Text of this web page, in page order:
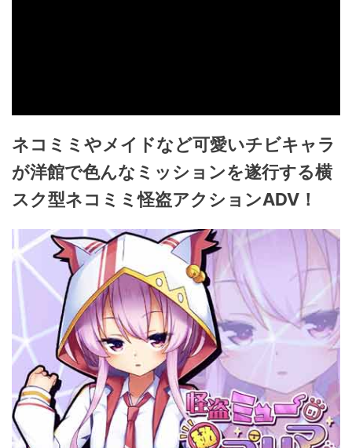
ネコミミやメイドなど可愛いチビキャラ
が洋館で色んなミッションを遂行する横
スク型ネコミミ怪盗アクションADV！